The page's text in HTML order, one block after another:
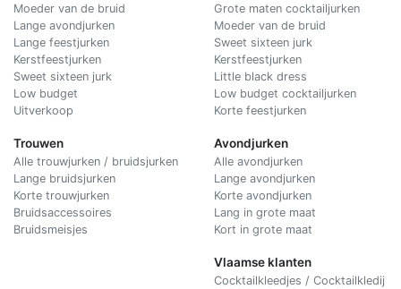
Moeder van de bruid
Lange avondjurken
Lange feestjurken
Kerstfeestjurken
Sweet sixteen jurk
Low budget
Uitverkoop
Trouwen
Alle trouwjurken / bruidsjurken
Lange bruidsjurken
Korte trouwjurken
Bruidsaccessoires
Bruidsmeisjes
Grote maten cocktailjurken
Moeder van de bruid
Sweet sixteen jurk
Kerstfeestjurken
Little black dress
Low budget cocktailjurken
Korte feestjurken
Avondjurken
Alle avondjurken
Lange avondjurken
Korte avondjurken
Lang in grote maat
Kort in grote maat
Vlaamse klanten
Cocktailkleedjes / Cocktailkledij